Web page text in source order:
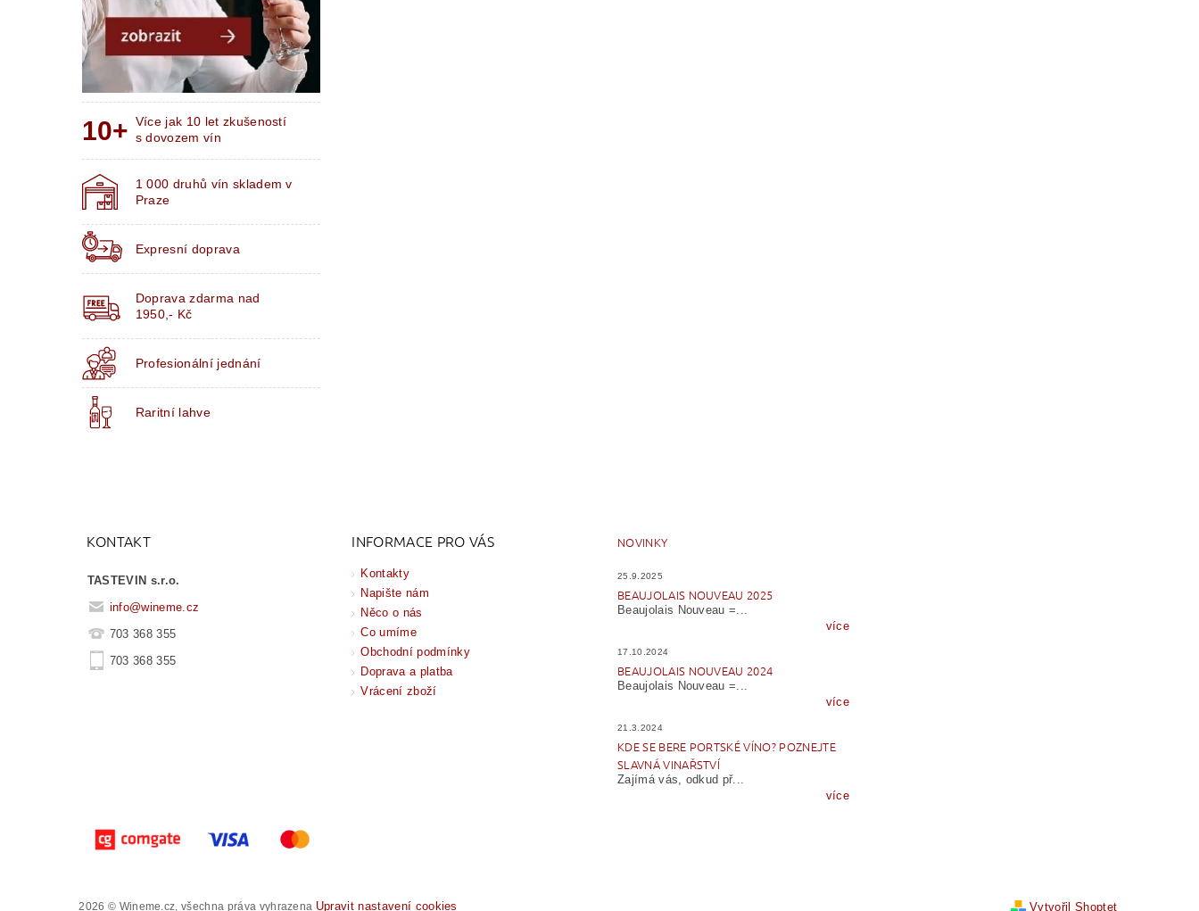
Více jak 10 let zkušeností
s dovozem vín
1 000 druhů vín skladem v
Praze
Expresní doprava
Doprava zdarma nad
1950,- Kč
Profesionální jednání
Raritní lahve
KONTAKT
TASTEVIN s.r.o.
info@wineme.cz
703 368 355
703 368 355
INFORMACE PRO VÁS
Kontakty
Napište nám
Něco o nás
Co umíme
Obchodní podmínky
Doprava a platba
Vrácení zboží
NOVINKY
25.9.2025
BEAUJOLAIS NOUVEAU 2025
Beaujolais Nouveau =...
více
17.10.2024
BEAUJOLAIS NOUVEAU 2024
Beaujolais Nouveau =...
více
21.3.2024
KDE SE BERE PORTSKÉ VÍNO? POZNEJTE
SLAVNÁ VINAŘSTVÍ
Zajímá vás, odkud př...
více
2026 © Wineme.cz, všechna práva vyhrazena Upravit nastavení cookies Vytvořil Shoptet